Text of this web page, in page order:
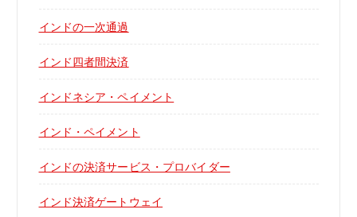
インドの一次通過
インド四者間決済
インドネシア・ペイメント
インド・ペイメント
インドの決済サービス・プロバイダー
インド決済ゲートウェイ